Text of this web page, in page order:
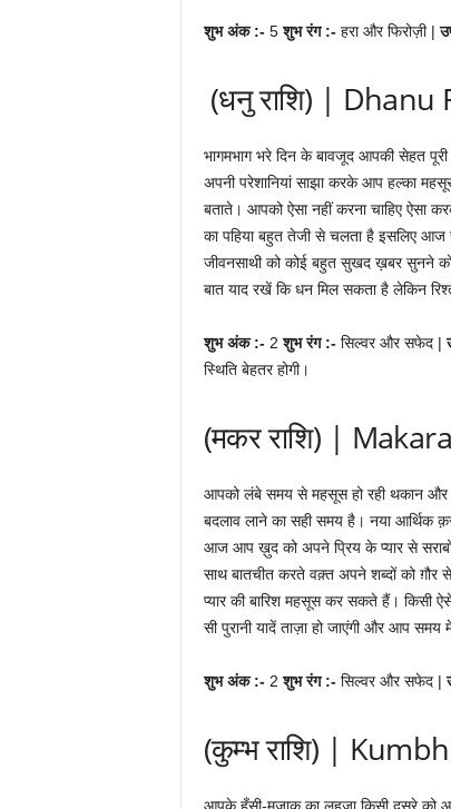
शुभ अंक :- 5शुभ रंग :- हरा और फिरोज़ी |
(धनु राशि) | Dhanu
भागमभाग भरे दिन के बावजूद आपकी सेहत
अपनी परेशानियां साझा करके आप हल्का
बताते। आपको ऐसा नहीं करना चाहिए ऐसा
का पहिया बहुत तेजी से चलता है इसलिए
जीवनसाथी को कोई बहुत सुखद ख़बर सुनने
बात याद रखें कि धन मिल सकता है लेकिन
शुभ अंक :- 2शुभ रंग :- सिल्वर और सफेद |
स्थिति बेहतर होगी।
(मकर राशि) |
आपको लंबे समय से महसूस हो रही थकान और
बदलाव लाने का सही समय है। नया आर्थिक
आज आप ख़ुद को अपने प्रिय के प्यार से
साथ बातचीत करते वक़्त अपने शब्दों को
प्यार की बारिश महसूस कर सकते हैं।
सी पुरानी यादें ताज़ा हो जाएंगी और आप समय
शुभ अंक :- 2शुभ रंग :- सिल्वर और सफेद |
(कुम्भ राशि) |